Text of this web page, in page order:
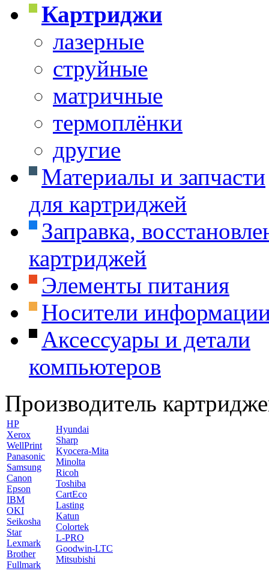
Картриджи
лазерные
струйные
матричные
термоплёнки
другие
Материалы и запчасти
для картриджей
Заправка,
картриджей
Элементы питания
Носители
Аксессуары и детали
компьютеров
Производитель
HP
Xerox
WellPrint
Panasonic
Samsung
Canon
Epson
IBM
OKI
Seikosha
Star
Lexmark
Brother
Fullmark
Hyundai
Sharp
Kyocera-Mita
Minolta
Ricoh
Toshiba
CartEco
Lasting
Katun
Colortek
L-PRO
Goodwin-LTC
Mitsubishi